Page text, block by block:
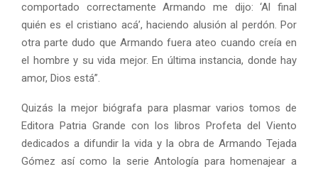
comportado correctamente Armando me dijo: ‘Al final
quién es el cristiano acá’, haciendo alusión al perdón. Por
otra parte dudo que Armando fuera ateo cuando creía en
el hombre y su vida mejor. En última instancia, donde hay
amor, Dios está”.
Quizás la mejor biógrafa para plasmar varios tomos de
Editora Patria Grande con los libros Profeta del Viento
dedicados a difundir la vida y la obra de Armando Tejada
Gómez así como la serie Antología para homenajear a